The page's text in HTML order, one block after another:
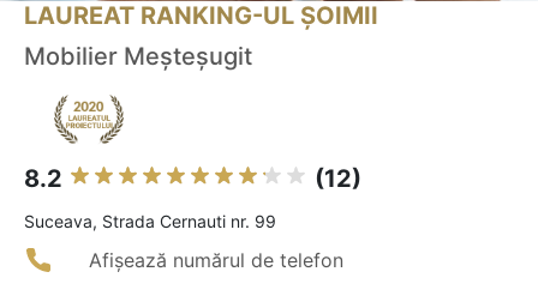
LAUREAT RANKING-UL ȘOIMII
Mobilier Meșteșugit
8.2 (12)
Suceava, Strada Cernauti nr. 99
Afișează numărul de telefon